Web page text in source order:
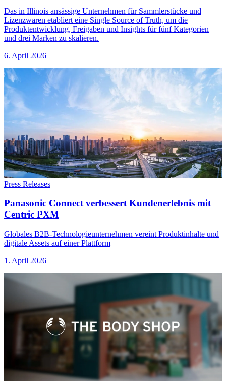
Das in Illinois ansässige Unternehmen für Sammlerstücke und
Lizenzwaren etabliert eine Single Source of Truth, um die
Produktentwicklung, Freigaben und Insights für fünf Kategorien
und drei Marken zu skalieren.
6. April 2026
Press Releases
Panasonic Connect verbessert Kundenerlebnis mit
Centric PXM
Globales B2B-Technologieunternehmen vereint Produktinhalte und
digitale Assets auf einer Plattform
1. April 2026